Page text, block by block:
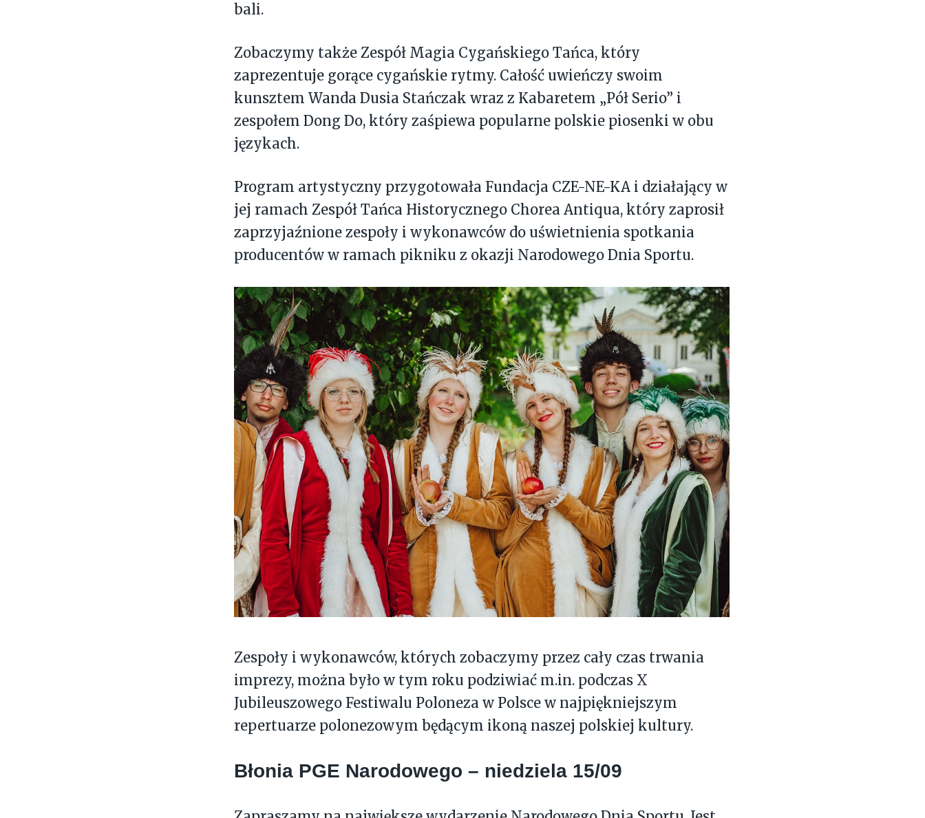
bali.
Zobaczymy także Zespół Magia Cygańskiego Tańca, który
zaprezentuje gorące cygańskie rytmy. Całość uwieńczy swoim
kunsztem Wanda Dusia Stańczak wraz z Kabaretem „Pół Serio” i
zespołem Dong Do, który zaśpiewa popularne polskie piosenki w obu
językach.
Program artystyczny przygotowała Fundacja CZE-NE-KA i działający w
jej ramach Zespół Tańca Historycznego Chorea Antiqua, który zaprosił
zaprzyjaźnione zespoły i wykonawców do uświetnienia spotkania
producentów w ramach pikniku z okazji Narodowego Dnia Sportu.
Zespoły i wykonawców, których zobaczymy przez cały czas trwania
imprezy, można było w tym roku podziwiać m.in. podczas X
Jubileuszowego Festiwalu Poloneza w Polsce w najpiękniejszym
repertuarze polonezowym będącym ikoną naszej polskiej kultury.
Błonia PGE Narodowego – niedziela 15/09